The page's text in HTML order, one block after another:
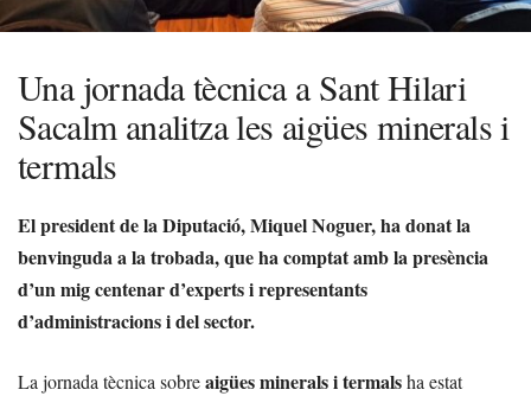
Una jornada tècnica a Sant Hilari
Sacalm analitza les aigües minerals i
termals
El president de la Diputació, Miquel Noguer, ha donat la
benvinguda a la trobada, que ha comptat amb la presència
d’un mig centenar d’experts i representants
d’administracions i del sector.
La jornada tècnica sobreaigües minerals i termalsha estat